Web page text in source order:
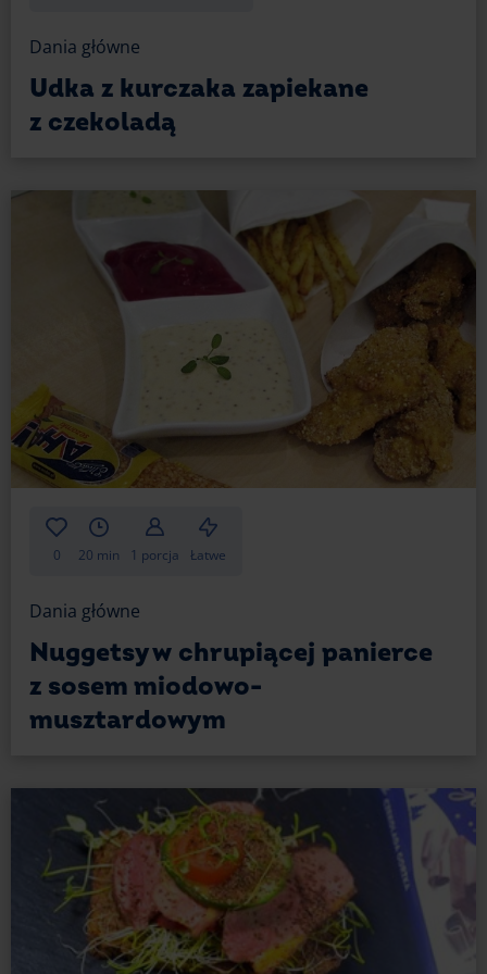
Dania główne
Udka z kurczaka zapiekane
z czekoladą
0 20 min 1 porcja Łatwe
Dania główne
Nuggetsy w chrupiącej panierce
z sosem miodowo-
musztardowym